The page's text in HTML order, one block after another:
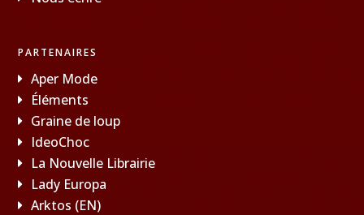
PARTENAIRES
Aper Mode
Éléments
Graine de loup
IdeoChoc
La Nouvelle Librairie
Lady Europa
Arktos (EN)